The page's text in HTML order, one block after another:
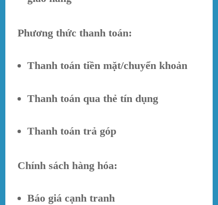
Phương thức thanh toán:
Thanh toán tiền mặt/chuyển khoản
Thanh toán qua thẻ tín dụng
Thanh toán trả góp
Chính sách hàng hóa:
Báo giá cạnh tranh